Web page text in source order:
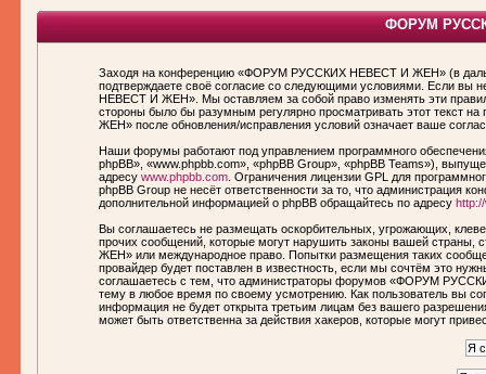
ФОРУМ
Заходя на конференцию «ФОРУМ РУССКИХ НЕВЕСТ И ЖЕН» (в
подтверждаете своё согласие со следующими условиями. Если
НЕВЕСТ И ЖЕН». Мы оставляем за собой право изменять эти
стороны было бы разумным регулярно просматривать этот текст
ЖЕН» после обновления/исправления условий означает ваше
Наши форумы работают под управлением программного
phpBB», «www.phpbb.com», «phpBB Group», «phpBB Teams»),
адресу www.phpbb.com . Ограничения лицензии GPL для
phpBB Group не несёт ответственности за то, что администрация
дополнительной информацией о phpBB обращайтесь по адресу
Вы соглашаетесь не размещать оскорбительных, угрожающих,
прочих сообщений, которые могут нарушить законы вашей
ЖЕН» или международное право. Попытки размещения таких
провайдер будет поставлен в известность, если мы сочтём это
соглашаетесь с тем, что администраторы форумов «ФОРУМ
тему в любое время по своему усмотрению. Как пользователь вы
информация не будет открыта третьим лицам без вашего
может быть ответственна за действия хакеров, которые могут